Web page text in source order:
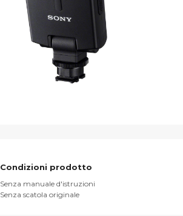
Condizioni prodotto
Senza manuale d'istruzioni
Senza scatola originale